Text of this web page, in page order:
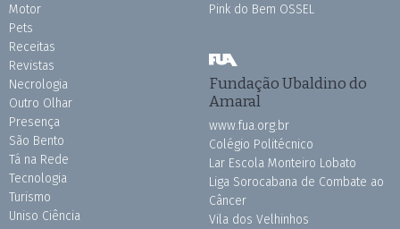
Motor
Pets
Receitas
Revistas
Necrologia
Outro Olhar
Presença
São Bento
Tá na Rede
Tecnologia
Turismo
Uniso Ciência
Pink do Bem OSSEL
Fundação Ubaldino do
Amaral
www.fua.org.br
Colégio Politécnico
Lar Escola Monteiro Lobato
Liga Sorocabana de Combate ao
Câncer
Vila dos Velhinhos